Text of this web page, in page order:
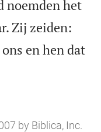
noemden het
Zij zeiden:
en hen dat
by Biblica, Inc.